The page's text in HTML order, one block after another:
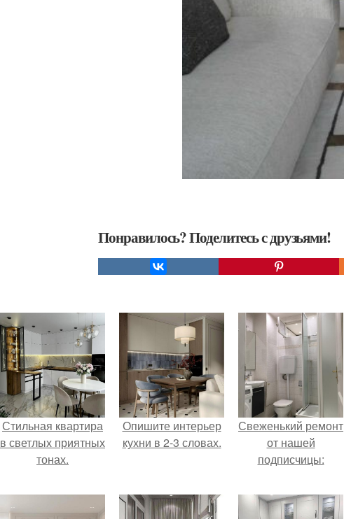
Понравилось? Поделитесь с друзьями!
Стильная квартира
в светлых приятных
тонах.
Опишите интерьер
кухни в 2-3 словах.
Свеженький ремонт
от нашей
подписчицы: